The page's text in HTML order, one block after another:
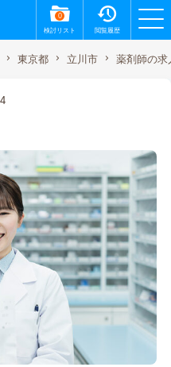
0
検討リスト 閲覧履歴
東京都 立川市 薬剤師の求